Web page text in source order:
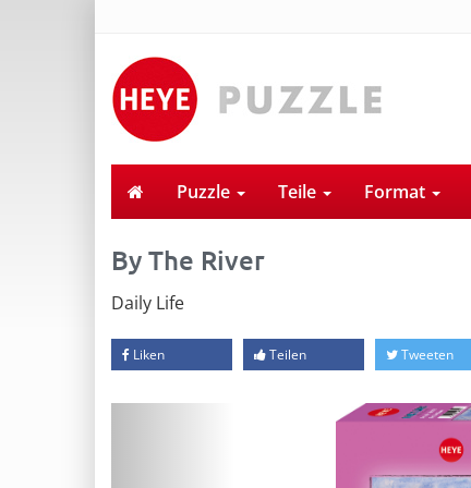
Puzzle Teile Format
By The River
Daily Life
Liken Teilen Tweeten